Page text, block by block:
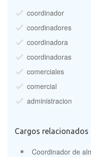
coordinador
coordinadores
coordinadora
coordinadoras
comerciales
comercial
administracion
Cargos relacionados
Coordinador de